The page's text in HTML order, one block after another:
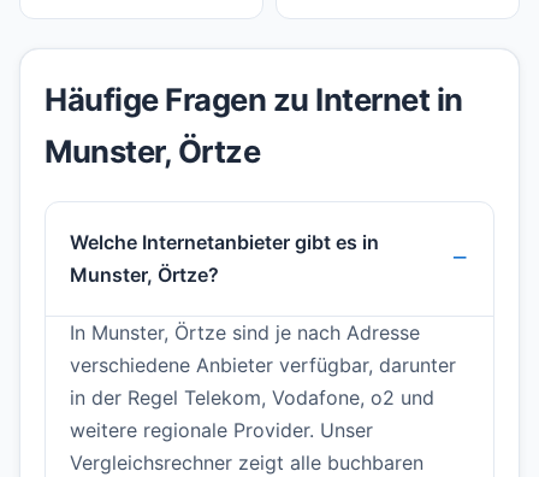
Häufige Fragen zu Internet in
Munster, Örtze
Welche Internetanbieter gibt es in
Munster, Örtze?
In Munster, Örtze sind je nach Adresse
verschiedene Anbieter verfügbar, darunter
in der Regel Telekom, Vodafone, o2 und
weitere regionale Provider. Unser
Vergleichsrechner zeigt alle buchbaren